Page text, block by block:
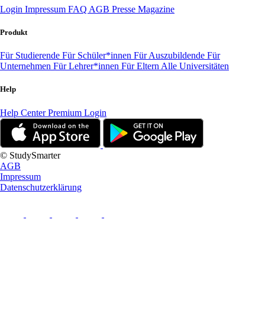
Login Impressum FAQ AGB Presse Magazine
Produkt
Für Studierende Für Schüler*innen Für Auszubildende Für
Unternehmen Für Lehrer*innen Für Eltern Alle Universitäten
Help
Help CenterPremium Login
© StudySmarter
AGB
Impressum
Datenschutzerklärung